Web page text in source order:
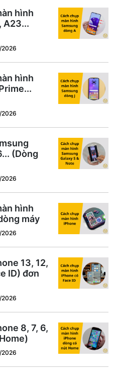
hình
A23...
hình
(Dòng
hình
máy
13, 12,
ID) đơn
8, 7, 6,